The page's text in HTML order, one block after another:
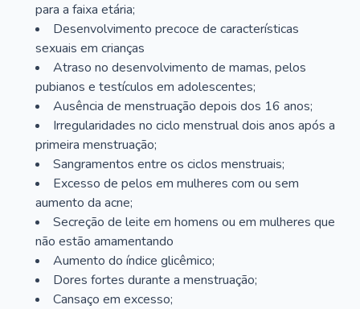
para a faixa etária;
Desenvolvimento precoce de características
sexuais em crianças
Atraso no desenvolvimento de mamas, pelos
pubianos e testículos em adolescentes;
Ausência de menstruação depois dos 16 anos;
Irregularidades no ciclo menstrual dois anos após a
primeira menstruação;
Sangramentos entre os ciclos menstruais;
Excesso de pelos em mulheres com ou sem
aumento da acne;
Secreção de leite em homens ou em mulheres que
não estão amamentando
Aumento do índice glicêmico;
Dores fortes durante a menstruação;
Cansaço em excesso;